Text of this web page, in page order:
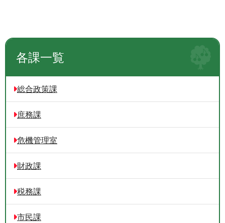
各課一覧
総合政策課
庶務課
危機管理室
財政課
税務課
市民課